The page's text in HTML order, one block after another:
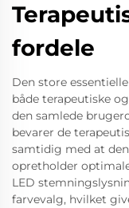
fordele
Den store
både terapeutiske
den samlede
bevarer de
samtidig med at
opretholder
LED
farvevalg, hvilket